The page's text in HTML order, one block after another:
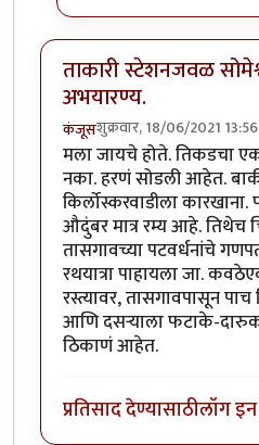
ताकारी स्टेशनजवळ
अभयारण्य.
कंजूसशुक्रवार, 18/06/2021 13:56
मला जायचे होते. तिकडचा
नका. हरणं सोडली आहेत.
किर्लोस्करवाडीला कारखाना.
औदुंबर मात्र रम्य आहे. तिथेच
तासगावच्या पटवर्धनांचे
रथयात्रा पाहायला जा.
रस्त्यावर, तासगावपासून
आणि दसऱ्याला फटाके-
ठिकाणं आहेत.
प्रतिसाद देण्यासाठीलॉग